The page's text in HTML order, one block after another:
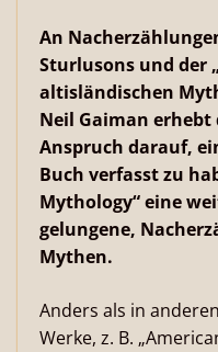
An
Sturlusons und der
altisländischen
Neil Gaiman
Anspruch darauf,
Buch verfasst zu
Mythology“ eine
gelungene,
Mythen.
Anders als in
Werke, z. B.